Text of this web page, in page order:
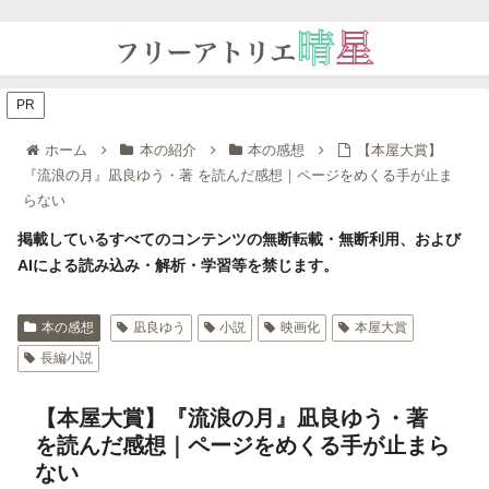
PR
ホーム 本の紹介 本の感想
【本屋大賞】
『流浪の月』凪良ゆう・著 を読んだ感想｜ページをめくる手が止ま
らない
掲載しているすべてのコンテンツの無断転載・無断利用、および
AIによる読み込み・解析・学習等を禁じます。
本の感想 凪良ゆう 小説 映画化
本屋大賞
長編小説
【本屋大賞】『流浪の月』凪良ゆう・著
を読んだ感想｜ページをめくる手が止まら
ない